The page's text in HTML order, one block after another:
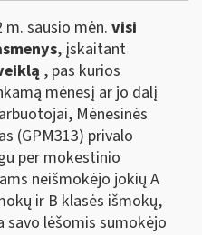
sausio mėn. visi
, įskaitant
, pas kurios
mėnesį ar jo dalį
Mėnesinės
(GPM313) privalo
per mokestinio
neišmokėjo jokių A
ir B klasės išmokų,
savo lėšomis sumokėjo